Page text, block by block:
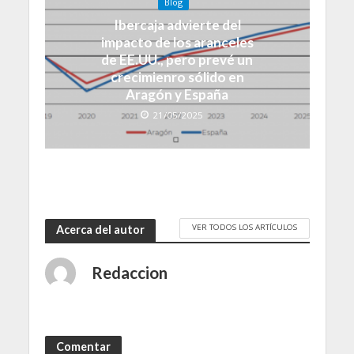
Blog
Ibercaja advierte del
impacto de los aranceles
de EE.UU., pero prevé un
crecimienro sólido en
Aragón y España
21/05/2025
Acerca del autor VER TODOS LOS ARTÍCULOS
Redaccion
Comentar